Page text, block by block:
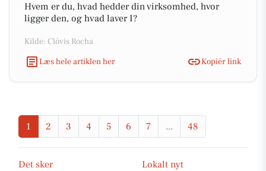
Hvem er du, hvad hedder din virksomhed, hvor
ligger den, og hvad laver I?
Kilde: Clóvis Rocha
Læs hele artiklen her
Kopiér link
1 2 3 4 5 6 7 ... 48
Det sker
Lokalt nyt